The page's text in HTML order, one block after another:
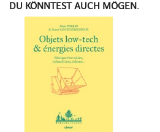
DU KÖNNTEST AUCH MÖGEN.